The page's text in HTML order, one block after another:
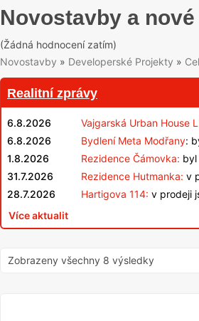
Novostavby a
(Žádná hodnocení zatím)
Novostavby » Developerské Projekty »
Realitní zprávy
6.8.2026
Vajgarská Urban House
6.8.2026
Bydlení Meta Modřany:
1.8.2026
Rezidence Čámovka:
31.7.2026
Rezidence Hutmanka: v
28.7.2026
Hartigova 114: v prodeji
Více aktualit
Zobrazeny všechny 8 výsledky